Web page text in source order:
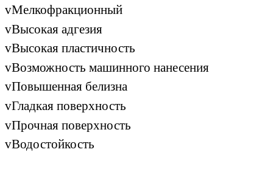
vМелкофракционный
vВысокая адгезия
vВысокая пластичность
vВозможность машинного нанесения
vПовышенная белизна
vГладкая поверхность
vПрочная поверхность
vВодостойкость